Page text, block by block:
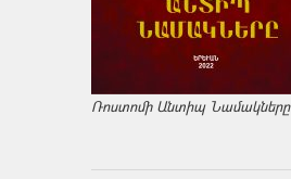
Ռոստոմի Անտիպ Նամակները